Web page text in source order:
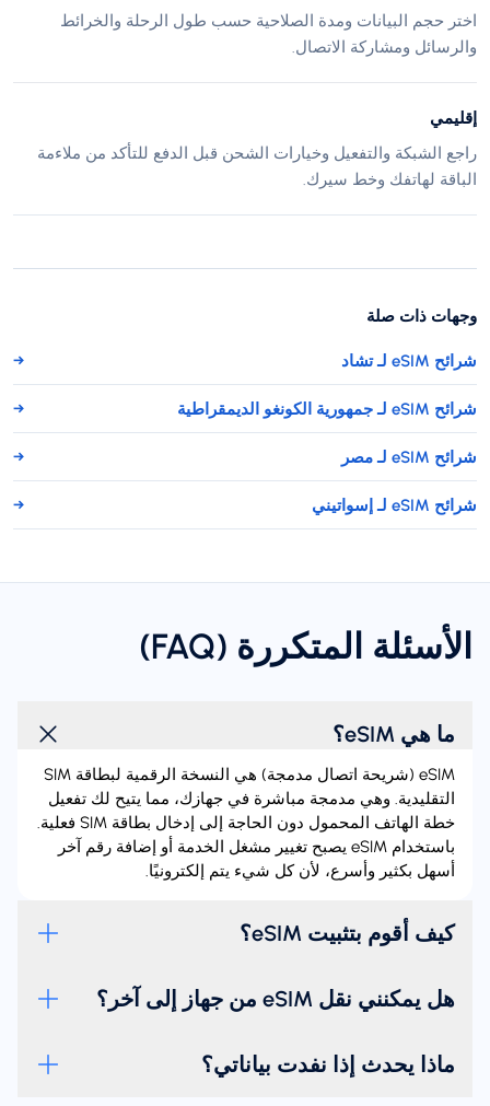
اختر حجم البيانات ومدة الصلاحية حسب طول الرحلة والخرائط
والرسائل ومشاركة الاتصال.
إقليمي
راجع الشبكة والتفعيل وخيارات الشحن قبل الدفع للتأكد من ملاءمة
الباقة لهاتفك وخط سيرك.
وجهات ذات صلة
شرائح eSIM لـ تشاد →
شرائح eSIM لـ جمهورية الكونغو الديمقراطية →
شرائح eSIM لـ مصر →
شرائح eSIM لـ إسواتيني →
الأسئلة المتكررة (FAQ)
ما هي eSIM؟
‏eSIM (شريحة اتصال مدمجة) هي النسخة الرقمية لبطاقة SIM
التقليدية. وهي مدمجة مباشرة في جهازك، مما يتيح لك تفعيل
خطة الهاتف المحمول دون الحاجة إلى إدخال بطاقة SIM فعلية.
باستخدام eSIM يصبح تغيير مشغل الخدمة أو إضافة رقم آخر
أسهل بكثير وأسرع، لأن كل شيء يتم إلكترونيًا.
كيف أقوم بتثبيت eSIM؟
هل يمكنني نقل eSIM من جهاز إلى آخر؟
ماذا يحدث إذا نفدت بياناتي؟